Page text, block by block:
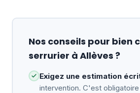
Nos conseils pour bien
serrurier à Allèves ?
Exigez une estimation
intervention. C'est